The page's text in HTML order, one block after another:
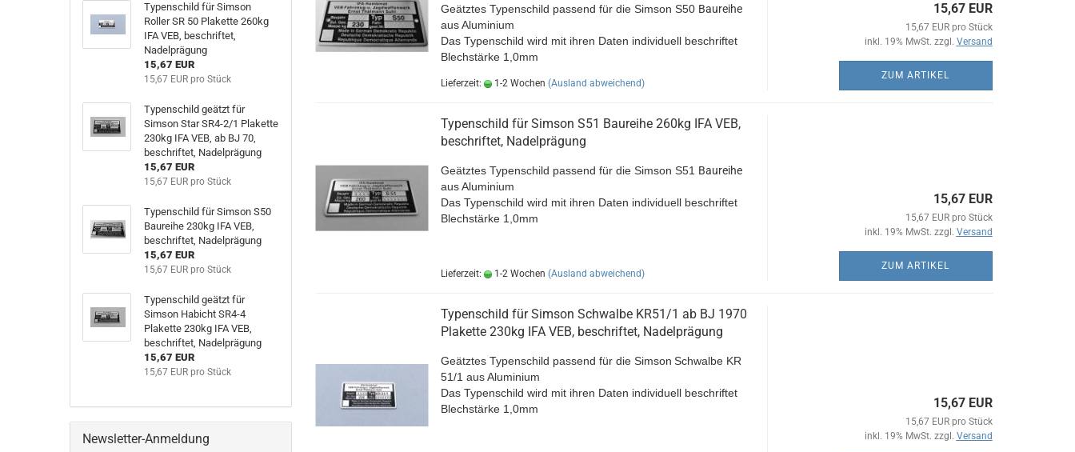
Geätztes Typenschild passend für die Simson S50 Baureihe
aus Aluminium
Das Typenschild wird mit ihren Daten individuell beschriftet
Blechstärke 1,0mm
Lieferzeit: 1-2 Wochen (Ausland abweichend)
15,67 EUR
15,67 EUR pro Stück
inkl. 19% MwSt. zzgl. Versand
ZUM ARTIKEL
Typenschild für Simson S51 Baureihe 260kg IFA VEB,
beschriftet, Nadelprägung
Geätztes Typenschild passend für die Simson S51 Baureihe
aus Aluminium
Das Typenschild wird mit ihren Daten individuell beschriftet
Blechstärke 1,0mm
Lieferzeit: 1-2 Wochen (Ausland abweichend)
15,67 EUR
15,67 EUR pro Stück
inkl. 19% MwSt. zzgl. Versand
ZUM ARTIKEL
Typenschild für Simson Schwalbe KR51/1 ab BJ 1970
Plakette 230kg IFA VEB, beschriftet, Nadelprägung
Geätztes Typenschild passend für die Simson Schwalbe KR
51/1 aus Aluminium
Das Typenschild wird mit ihren Daten individuell beschriftet
Blechstärke 1,0mm
15,67 EUR
15,67 EUR pro Stück
inkl. 19% MwSt. zzgl. Versand
Typenschild für Simson
Roller SR 50 Plakette 260kg
IFA VEB, beschriftet,
Nadelprägung
15,67 EUR
15,67 EUR pro Stück
Typenschild geätzt für
Simson Star SR4-2/1 Plakette
230kg IFA VEB, ab BJ 70,
beschriftet, Nadelprägung
15,67 EUR
15,67 EUR pro Stück
Typenschild für Simson S50
Baureihe 230kg IFA VEB,
beschriftet, Nadelprägung
15,67 EUR
15,67 EUR pro Stück
Typenschild geätzt für
Simson Habicht SR4-4
Plakette 230kg IFA VEB,
beschriftet, Nadelprägung
15,67 EUR
15,67 EUR pro Stück
Newsletter-Anmeldung